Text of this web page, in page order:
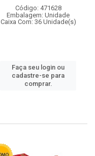
Código: 471628
Embalagem: Unidade
Caixa Com: 36 Unidade(s)
Faça seu login ou
cadastre-se para
comprar.